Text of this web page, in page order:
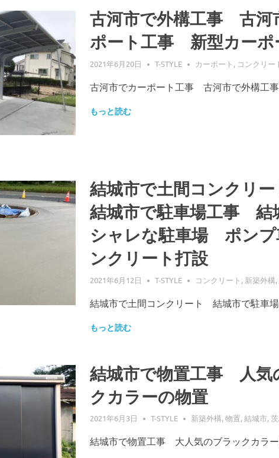
古河市で外構工事 古河
ポート工事 新型カーポ
2021年6月20日 T-STYLE カーポート , コンクリー
古河市でカーポート工事 古河市で外構工
もっと読む
結城市で土間コンクリ
結城市で駐車場工事 結
シャレな駐車場 ポンプ
ンクリート打設
2021年6月12日 T-STYLE コンクリート , 新築外構,
結城市で土間コンクリート 結城市で駐車
もっと読む
結城市で物置工事 人気
クカラーの物置
2021年6月3日 T-STYLE 新築外構,物置,結城市,
結城市で物置工事 大人気のブラックカラ